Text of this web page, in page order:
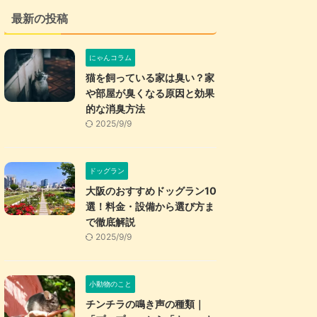
最新の投稿
にゃんコラム
猫を飼っている家は臭い？家
や部屋が臭くなる原因と効果
的な消臭方法
2025/9/9
ドッグラン
大阪のおすすめドッグラン10
選！料金・設備から選び方ま
で徹底解説
2025/9/9
小動物のこと
チンチラの鳴き声の種類｜